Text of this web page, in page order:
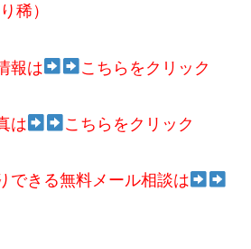
稀）
報は こちらをクリック
は こちらをクリック
できる無料メール相談は